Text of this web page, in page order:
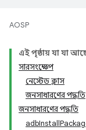
AOSP
এই পৃষ্ঠায় যা যা
সারসংক্ষেপ
নেস্টেড ক্লাস
জনসাধারণের পদ্ধতি
জনসাধারণের পদ্ধতি